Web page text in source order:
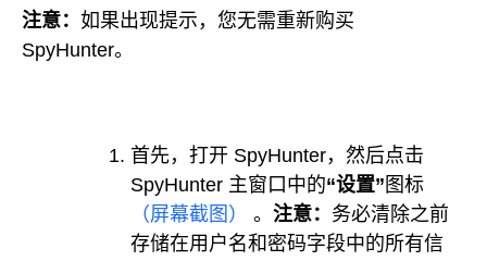
注意： 如果出现提示，您无需重新购买
SpyHunter。
首先，打开 SpyHunter，然后点击
SpyHunter 主窗口中的“设置” 图标
（屏幕截图）
。 注意： 务必清除之前
存储在用户名和密码字段中的所有信